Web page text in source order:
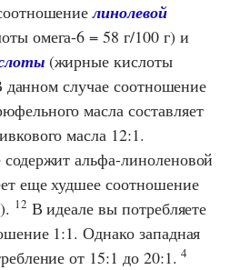
линолевой
омега-6 = 58 г/100 г) и
(жирные кислоты
случае соотношение
масла составляет
масла 12:1.
альфа-линоленовой
еще худшее соотношение
12 В идеале вы потребляете
1:1. Однако западная
от 15:1 до 20:1.4